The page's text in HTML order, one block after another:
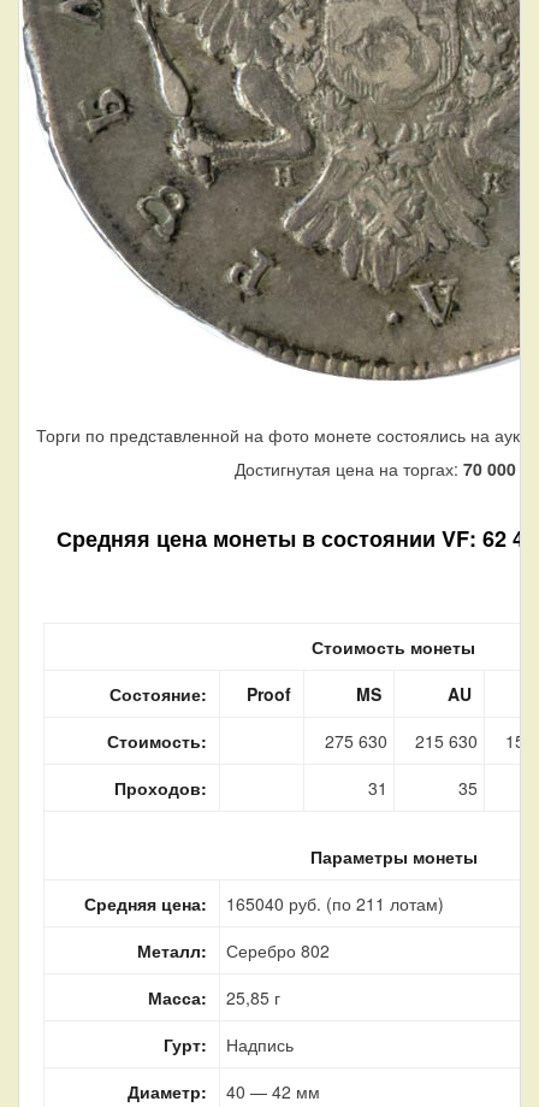
Торги по представленной на фото монете состоялись на
Достигнутая цена на торгах: 70 000
Средняя цена монеты в состоянии VF: 62
Стоимость монеты
Состояние:
Proof MS
AU
Стоимость:
275 630 215 630
Проходов:
31 35
Параметры монеты
Средняя цена:
165040 руб. (по 211 лотам)
Металл:
Серебро 802
Масса:
25,85 г
Гурт:
Надпись
Диаметр:
40 — 42 мм